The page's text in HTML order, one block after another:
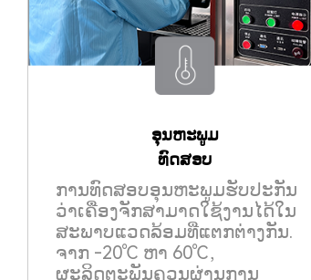
ອຸນຫະພູມ
ທົດສອບ
ການທົດສອບອຸນຫະພູມຮັບປະກັນ
ວ່າເຄື່ອງຈັກສາມາດໃຊ້ງານໄດ້ໃນ
ສະພາບແວດລ້ອມທີ່ແຕກຕ່າງກັນ.
ຈາກ -20℃ ຫາ 60℃,
ຜະລິດຕະພັນຄວນຜ່ານການ